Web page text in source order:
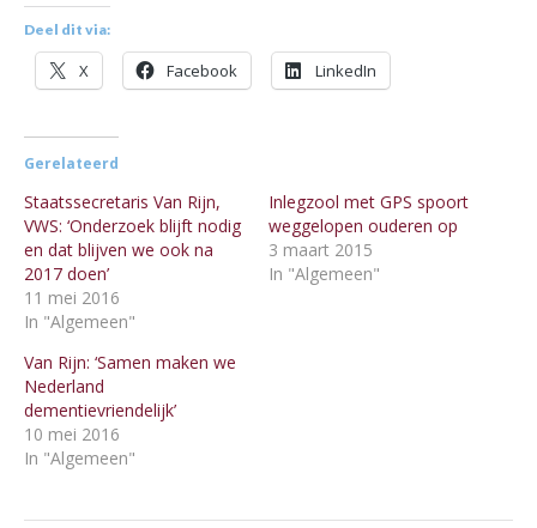
Deel dit via:
X Facebook LinkedIn
Gerelateerd
Staatssecretaris Van Rijn,
VWS: ‘Onderzoek blijft nodig
en dat blijven we ook na
2017 doen’
11 mei 2016
In "Algemeen"
Inlegzool met GPS spoort
weggelopen ouderen op
3 maart 2015
In "Algemeen"
Van Rijn: ‘Samen maken we
Nederland
dementievriendelijk’
10 mei 2016
In "Algemeen"